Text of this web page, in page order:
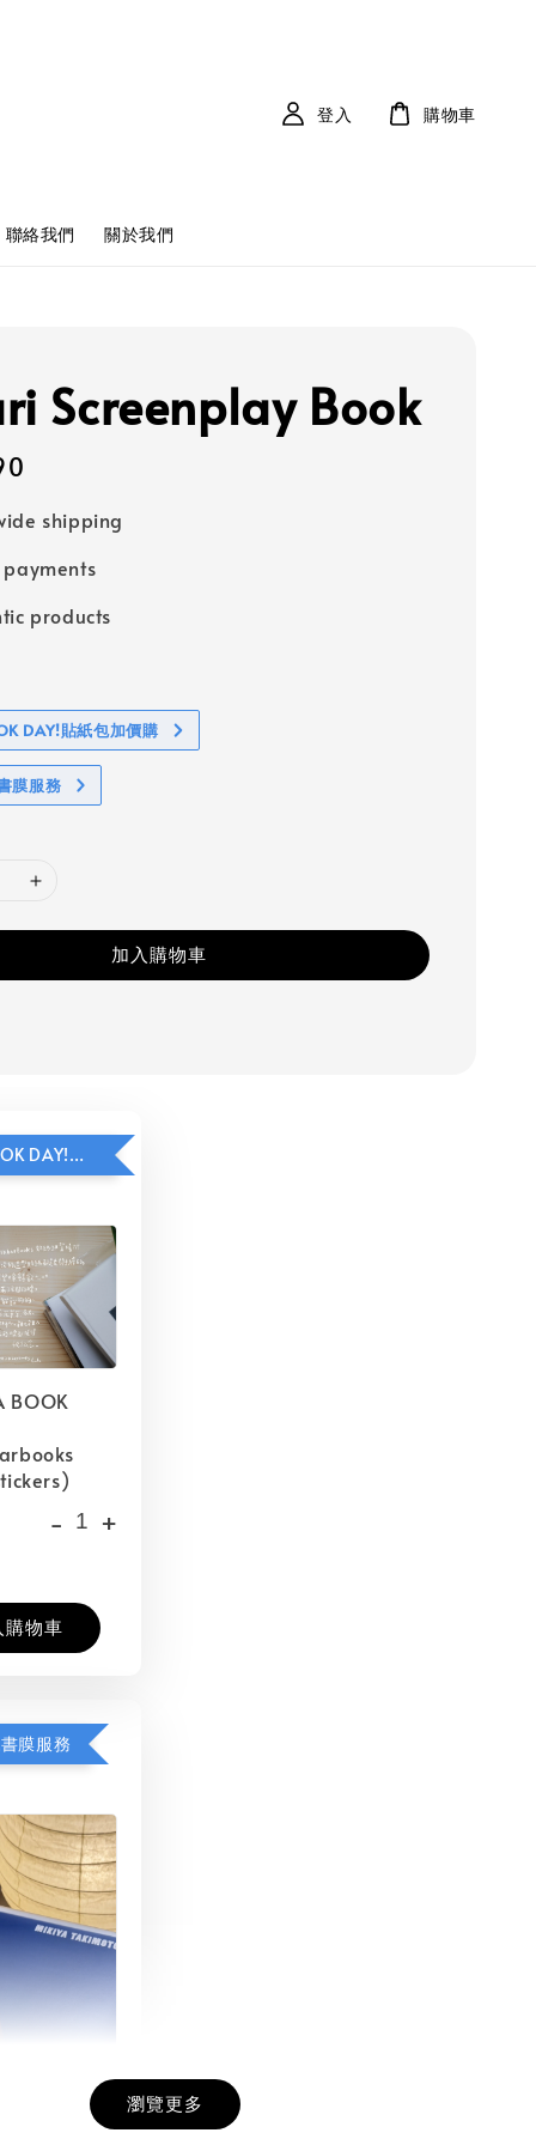
聯絡我們 關於我們
登入 購物車
Screenplay Book
shipping
payments
products
DAY!貼紙包加價購
膜服務
加入購物車
HAVE A BOOK DAY!貼紙包加價購
BOOK
- +
購物車
膜服務
瀏覽更多